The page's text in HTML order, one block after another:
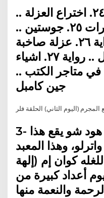
نبيل فياض .. دراسات ٢٤. اختراع العزلة ..
بول اوستر .. مذكرات ٢٥. جوستين ..
ماركيز دي ساد .. رواية ٢٦. عزلة صاخبة
جداً .. بوهميل هرابال .. رواية ٢٧. اشياء
في متاجر الكتب ..
جين كامبل
3- معبد كوان إم ثونغ هود شو يقع هذا
وهذا المعبد
كوان إم (إلهة
أعداد كبيرة من